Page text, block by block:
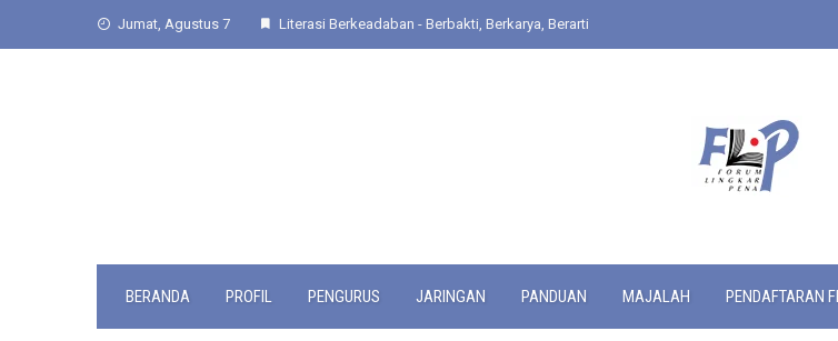
Jumat, Agustus 7 Literasi Berkeadaban - Berbakti, Berkarya, Berarti
BERANDA PROFIL PENGURUS JARINGAN PANDUAN MAJALAH PENDAFTARAN